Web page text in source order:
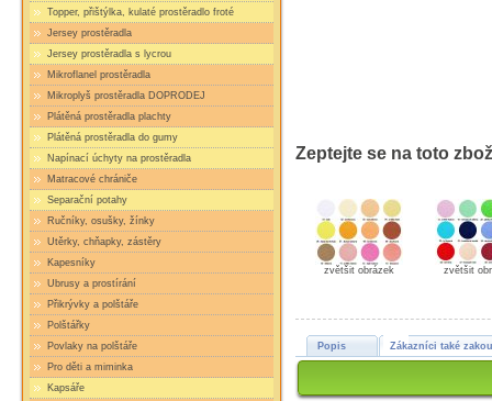
Topper, přištýlka, kulaté prostěradlo froté
Jersey prostěradla
Jersey prostěradla s lycrou
Mikroflanel prostěradla
Mikroplyš prostěradla DOPRODEJ
Plátěná prostěradla plachty
Plátěná prostěradla do gumy
Napínací úchyty na prostěradla
Matracové chrániče
Separační potahy
Ručníky, osušky, žínky
Utěrky, chňapky, zástěry
Kapesníky
Ubrusy a prostírání
Přikrývky a polštáře
Polštářky
Povlaky na polštáře
Pro děti a miminka
Kapsáře
Zeptejte se na toto
zvětšit obrázek zvětšit
Popis Zákazníci také